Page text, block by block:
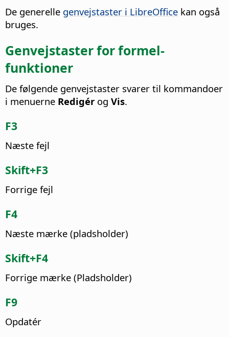
De generelle genvejstaster i LibreOffice kan også
bruges.
Genvejstaster for formel-
funktioner
De følgende genvejstaster svarer til kommandoer
i menuerne Redigér og Vis.
F3
Næste fejl
Skift+F3
Forrige fejl
F4
Næste mærke (pladsholder)
Skift+F4
Forrige mærke (Pladsholder)
F9
Opdatér